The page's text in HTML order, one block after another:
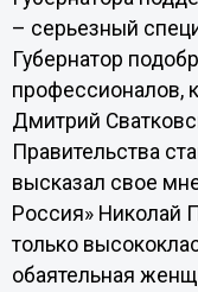
– серьезный
Губернатор
профессионалов,
Дмитрий
Правительства
высказал свое
Россия» Николай
только
обаятельная